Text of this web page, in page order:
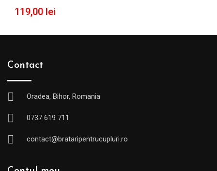
119,00 lei
Contact
Oradea, Bihor, Romania
0737 619 711
contact@brataripentrucupluri.ro